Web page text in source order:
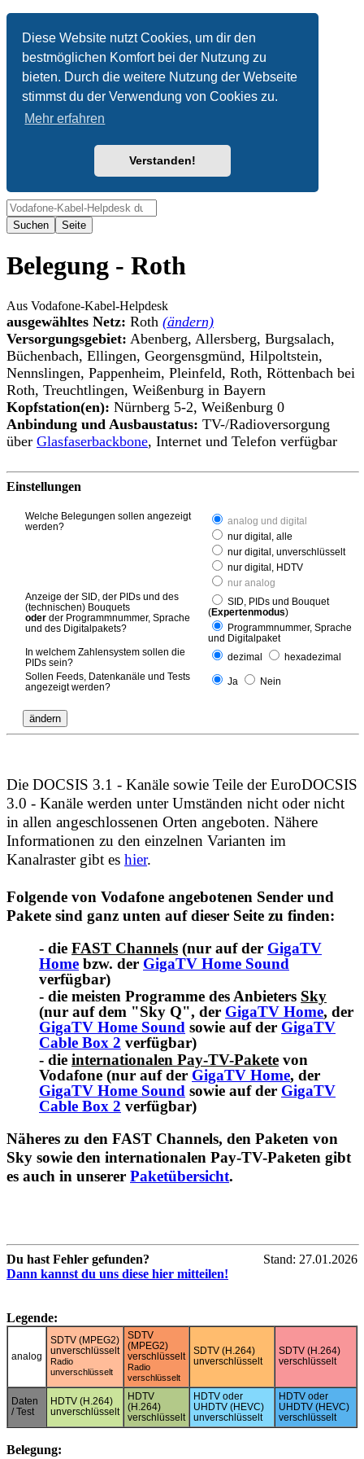
Diese Website nutzt Cookies, um dir den
bestmöglichen Komfort bei der Nutzung zu
bieten. Durch die weitere Nutzung der Webseite
stimmst du der Verwendung von Cookies zu.
Mehr erfahren
Verstanden!
Nicht angemeldet
Anmelden
Belegung - Roth
Aus Vodafone-Kabel-Helpdesk
ausgewähltes Netz: Roth (ändern)
Versorgungsgebiet: Abenberg, Allersberg, Burgsalach,
Büchenbach, Ellingen, Georgensgmünd, Hilpoltstein,
Nennslingen, Pappenheim, Pleinfeld, Roth, Röttenbach bei
Roth, Treuchtlingen, Weißenburg in Bayern
Kopfstation(en): Nürnberg 5-2, Weißenburg 0
Anbindung und Ausbaustatus: TV-/Radioversorgung
über Glasfaserbackbone, Internet und Telefon verfügbar
Einstellungen
Welche Belegungen sollen angezeigt
werden?
analog und digital
nur digital, alle
nur digital, unverschlüsselt
nur digital, HDTV
nur analog
Anzeige der SID, der PIDs und des
(technischen) Bouquets
oder der Programmnummer, Sprache
und des Digitalpakets?
SID, PIDs und Bouquet
(Expertenmodus)
Programmnummer, Sprache
und Digitalpaket
In welchem Zahlensystem sollen die
PIDs sein?
dezimal
hexadezimal
Sollen Feeds, Datenkanäle und Tests
angezeigt werden?
Ja Nein
Die DOCSIS 3.1 - Kanäle sowie Teile der EuroDOCSIS
3.0 - Kanäle werden unter Umständen nicht oder nicht
in allen angeschlossenen Orten angeboten. Nähere
Informationen zu den einzelnen Varianten im
Kanalraster gibt es hier.
Folgende von Vodafone angebotenen Sender und
Pakete sind ganz unten auf dieser Seite zu finden:
- die FAST Channels (nur auf der GigaTV
Home bzw. der GigaTV Home Sound
verfügbar)
- die meisten Programme des Anbieters Sky
(nur auf dem "Sky Q", der GigaTV Home, der
GigaTV Home Sound sowie auf der GigaTV
Cable Box 2 verfügbar)
- die internationalen Pay-TV-Pakete von
Vodafone (nur auf der GigaTV Home, der
GigaTV Home Sound sowie auf der GigaTV
Cable Box 2 verfügbar)
Näheres zu den FAST Channels, den Paketen von
Sky sowie den internationalen Pay-TV-Paketen gibt
es auch in unserer Paketübersicht.
Du hast Fehler gefunden?
Dann kannst du uns diese hier mitteilen!
Stand: 27.01.2026
Legende:
analog
SDTV (MPEG2)
unverschlüsselt
Radio
unverschlüsselt
SDTV
(MPEG2)
verschlüsselt
Radio
verschlüsselt
SDTV (H.264)
unverschlüsselt
SDTV (H.264)
verschlüsselt
Daten
/ Test
HDTV (H.264)
unverschlüsselt
HDTV
(H.264)
verschlüsselt
HDTV oder
UHDTV (HEVC)
unverschlüsselt
HDTV oder
UHDTV (HEVC)
verschlüsselt
Belegung: